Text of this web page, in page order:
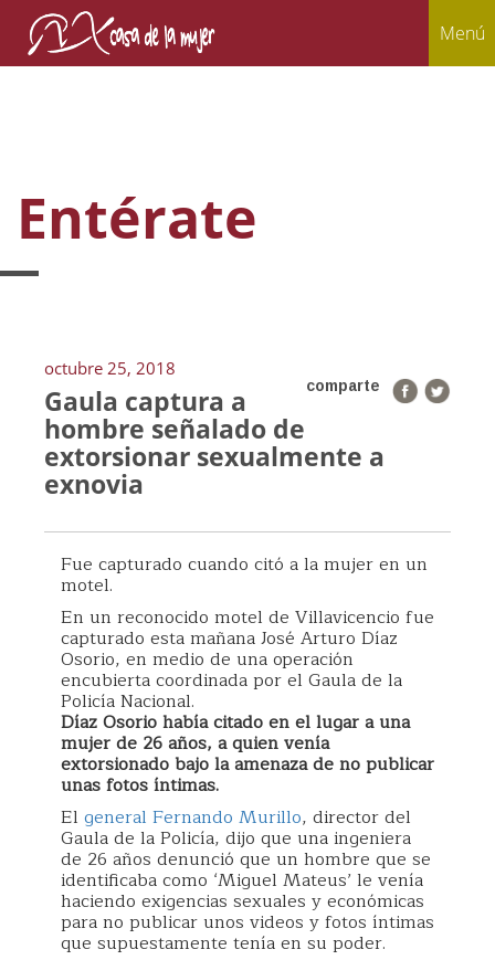
Menú
Entérate
octubre 25, 2018
comparte
Gaula captura a
hombre señalado de
extorsionar sexualmente a
exnovia
Fue capturado cuando citó a la mujer en un
motel.
En un reconocido motel de Villavicencio fue
capturado esta mañana José Arturo Díaz
Osorio, en medio de una operación
encubierta coordinada por el Gaula de la
Policía Nacional.
Díaz Osorio había citado en el lugar a una
mujer de 26 años, a quien venía
extorsionado bajo la amenaza de no publicar
unas fotos íntimas.
El general Fernando Murillo, director del
Gaula de la Policía, dijo que una ingeniera
de 26 años denunció que un hombre que se
identificaba como ‘Miguel Mateus’ le venía
haciendo exigencias sexuales y económicas
para no publicar unos videos y fotos íntimas
que supuestamente tenía en su poder.